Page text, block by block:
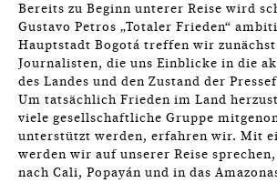
Bereits zu Beginn unterer Reise wird
Gustavo Petros „Totaler Frieden“
Hauptstadt Bogotá treffen wir
Journalisten, die uns Einblicke in die
des Landes und den Zustand der
Um tatsächlich Frieden im Land
viele gesellschaftliche Gruppe
unterstützt werden, erfahren wir. Mit
werden wir auf unserer Reise
nach Cali, Popayán und in das